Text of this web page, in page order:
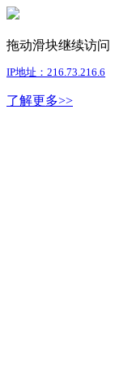
拖动滑块继续访问
IP地址：216.73.216.6
了解更多>>